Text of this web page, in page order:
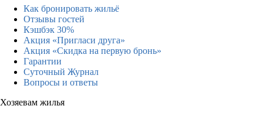
Как бронировать жильё
Отзывы гостей
Кэшбэк 30%
Акция «Пригласи друга»
Акция «Скидка на первую бронь»
Гарантии
Суточный Журнал
Вопросы и ответы
Хозяевам жилья